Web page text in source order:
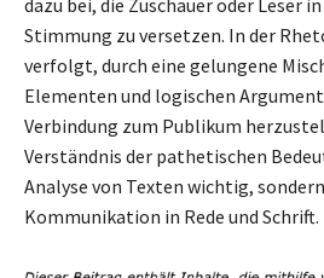
Stimmung zu versetzen. In der
verfolgt, durch eine gelungene
Elementen und logischen
Verbindung zum Publikum
Verständnis der pathetischen
Analyse von Texten wichtig,
Kommunikation in Rede und Schrift.